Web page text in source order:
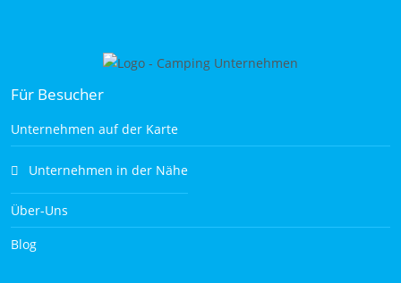
Für Besucher
Unternehmen auf der Karte
Unternehmen in der Nähe
Über-Uns
Blog